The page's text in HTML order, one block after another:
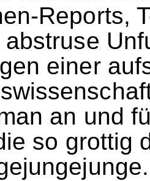
Reports,
abstruse
einer
an und
so grottig